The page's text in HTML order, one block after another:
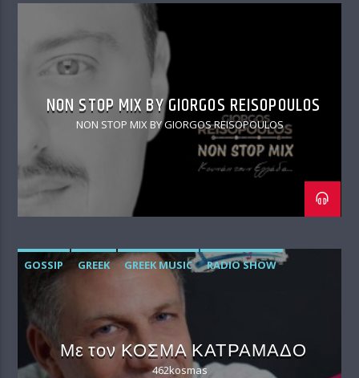
NON STOP MIX BY GIORGOS REISOPOULOS
NON STOP MIX BY GIORGOS REISOPOULOS
GOSSIP GREEK GREEK MUSIC RADIO SHOW
Με τον ΚΟΣΜΑ ΚΑΤΡΑΜΑΔΟ
462kosmas